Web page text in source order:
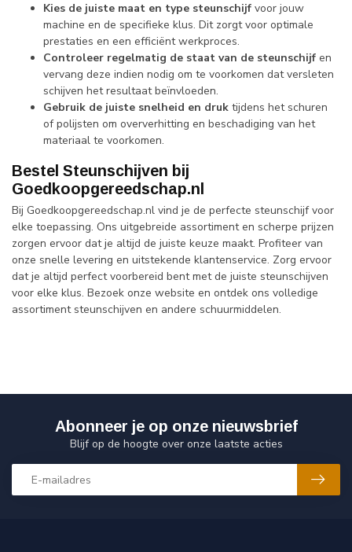
Kies de juiste maat en type steunschijf voor jouw
machine en de specifieke klus. Dit zorgt voor optimale
prestaties en een efficiënt werkproces.
Controleer regelmatig de staat van de steunschijf en
vervang deze indien nodig om te voorkomen dat versleten
schijven het resultaat beïnvloeden.
Gebruik de juiste snelheid en druk tijdens het schuren
of polijsten om oververhitting en beschadiging van het
materiaal te voorkomen.
Bestel Steunschijven bij
Goedkoopgereedschap.nl
Bij Goedkoopgereedschap.nl vind je de perfecte steunschijf voor
elke toepassing. Ons uitgebreide assortiment en scherpe prijzen
zorgen ervoor dat je altijd de juiste keuze maakt. Profiteer van
onze snelle levering en uitstekende klantenservice. Zorg ervoor
dat je altijd perfect voorbereid bent met de juiste steunschijven
voor elke klus. Bezoek onze website en ontdek ons volledige
assortiment steunschijven en andere schuurmiddelen.
Abonneer je op onze nieuwsbrief
Blijf op de hoogte over onze laatste acties